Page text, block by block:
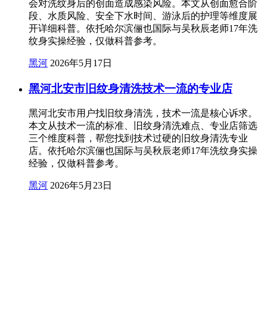
会对洗纹身后的创面造成感染风险。本文从创面愈合阶
段、水质风险、安全下水时间、游泳后的护理等维度展
开详细科普。依托哈尔滨俪也国际与吴秋辰老师17年洗
纹身实操经验，仅做科普参考。
黑河 2026年5月17日
黑河北安市旧纹身清洗技术一流的专业店
黑河北安市用户找旧纹身清洗，技术一流是核心诉求。
本文从技术一流的标准、旧纹身清洗难点、专业店筛选
三个维度科普，帮您找到技术过硬的旧纹身清洗专业
店。依托哈尔滨俪也国际与吴秋辰老师17年洗纹身实操
经验，仅做科普参考。
黑河 2026年5月23日